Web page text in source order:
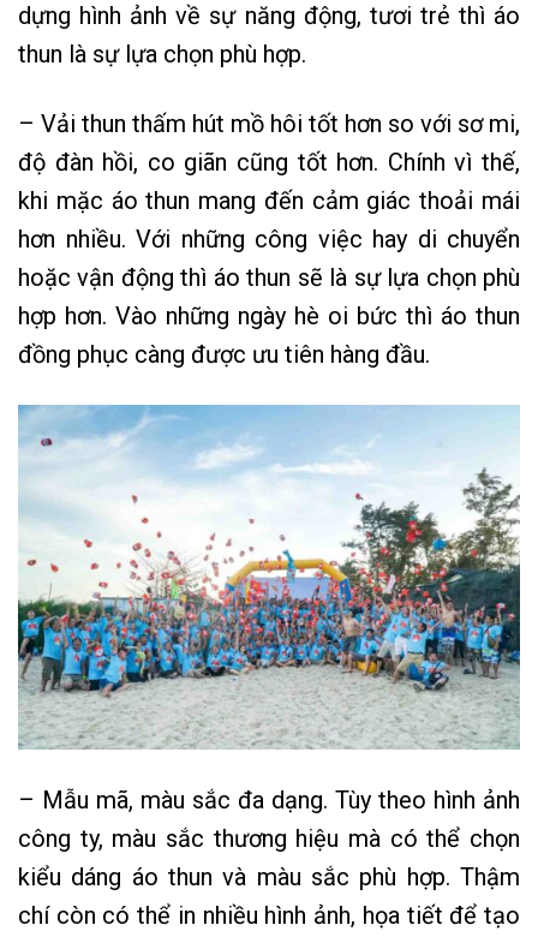
dựng hình ảnh về sự năng động, tươi trẻ thì áo
thun là sự lựa chọn phù hợp.
– Vải thun thấm hút mồ hôi tốt hơn so với sơ mi,
độ đàn hồi, co giãn cũng tốt hơn. Chính vì thế,
khi mặc áo thun mang đến cảm giác thoải mái
hơn nhiều. Với những công việc hay di chuyển
hoặc vận động thì áo thun sẽ là sự lựa chọn phù
hợp hơn. Vào những ngày hè oi bức thì áo thun
đồng phục càng được ưu tiên hàng đầu.
– Mẫu mã, màu sắc đa dạng. Tùy theo hình ảnh
công ty, màu sắc thương hiệu mà có thể chọn
kiểu dáng áo thun và màu sắc phù hợp. Thậm
chí còn có thể in nhiều hình ảnh, họa tiết để tạo